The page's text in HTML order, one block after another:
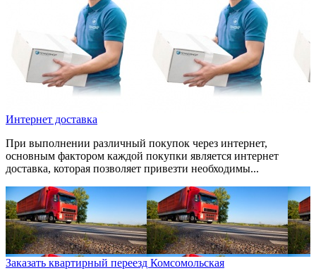
Интернет доставка
При выполнении различный покупок через интернет,
основным фактором каждой покупки является интернет
доставка, которая позволяет привезти необходимы...
Заказать квартирный переезд Комсомольская